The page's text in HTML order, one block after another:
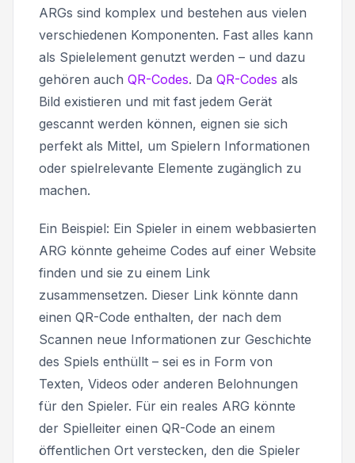
ARGs sind komplex und bestehen aus vielen
verschiedenen Komponenten. Fast alles kann
als Spielelement genutzt werden – und dazu
gehören auch QR-Codes. Da QR-Codes als
Bild existieren und mit fast jedem Gerät
gescannt werden können, eignen sie sich
perfekt als Mittel, um Spielern Informationen
oder spielrelevante Elemente zugänglich zu
machen.
Ein Beispiel: Ein Spieler in einem webbasierten
ARG könnte geheime Codes auf einer Website
finden und sie zu einem Link
zusammensetzen. Dieser Link könnte dann
einen QR-Code enthalten, der nach dem
Scannen neue Informationen zur Geschichte
des Spiels enthüllt – sei es in Form von
Texten, Videos oder anderen Belohnungen
für den Spieler. Für ein reales ARG könnte
der Spielleiter einen QR-Code an einem
öffentlichen Ort verstecken, den die Spieler